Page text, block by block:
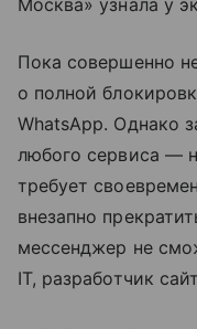
Москва» узнала у
Пока совершенно
о полной
WhatsApp. Однако
любого сервиса —
требует
внезапно
мессенджер не
IT, разработчик